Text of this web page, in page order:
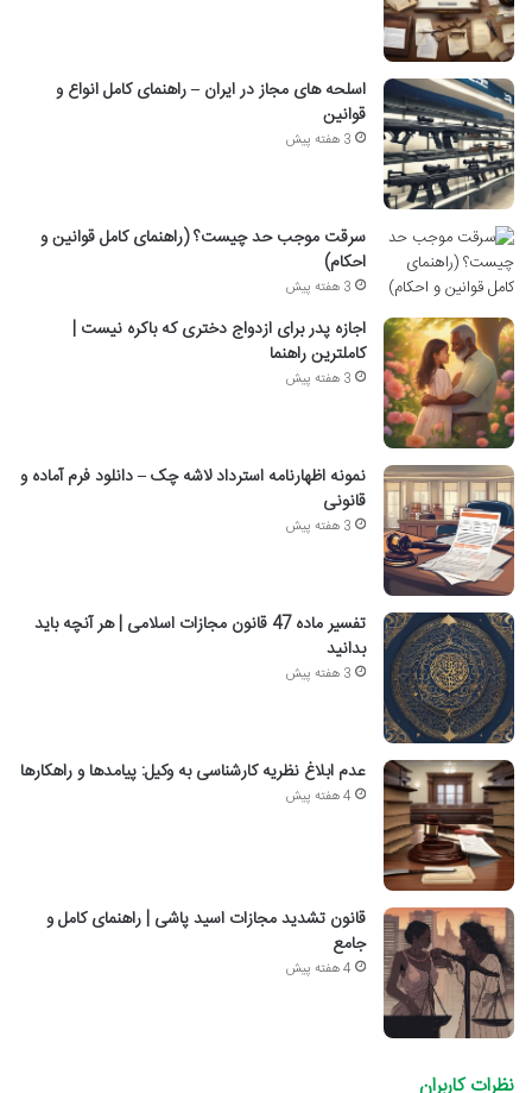
اسلحه های مجاز در ایران – راهنمای کامل انواع و
قوانین
3 هفته پیش
سرقت موجب حد چیست؟ (راهنمای کامل قوانین و
احکام)
3 هفته پیش
اجازه پدر برای ازدواج دختری که باکره نیست |
کاملترین راهنما
3 هفته پیش
نمونه اظهارنامه استرداد لاشه چک – دانلود فرم آماده و
قانونی
3 هفته پیش
تفسیر ماده 47 قانون مجازات اسلامی | هر آنچه باید
بدانید
3 هفته پیش
عدم ابلاغ نظریه کارشناسی به وکیل: پیامدها و راهکارها
4 هفته پیش
قانون تشدید مجازات اسید پاشی | راهنمای کامل و
جامع
4 هفته پیش
نظرات کاربران